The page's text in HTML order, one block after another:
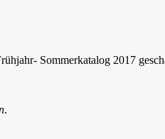
Sommerkatalog 2017
.